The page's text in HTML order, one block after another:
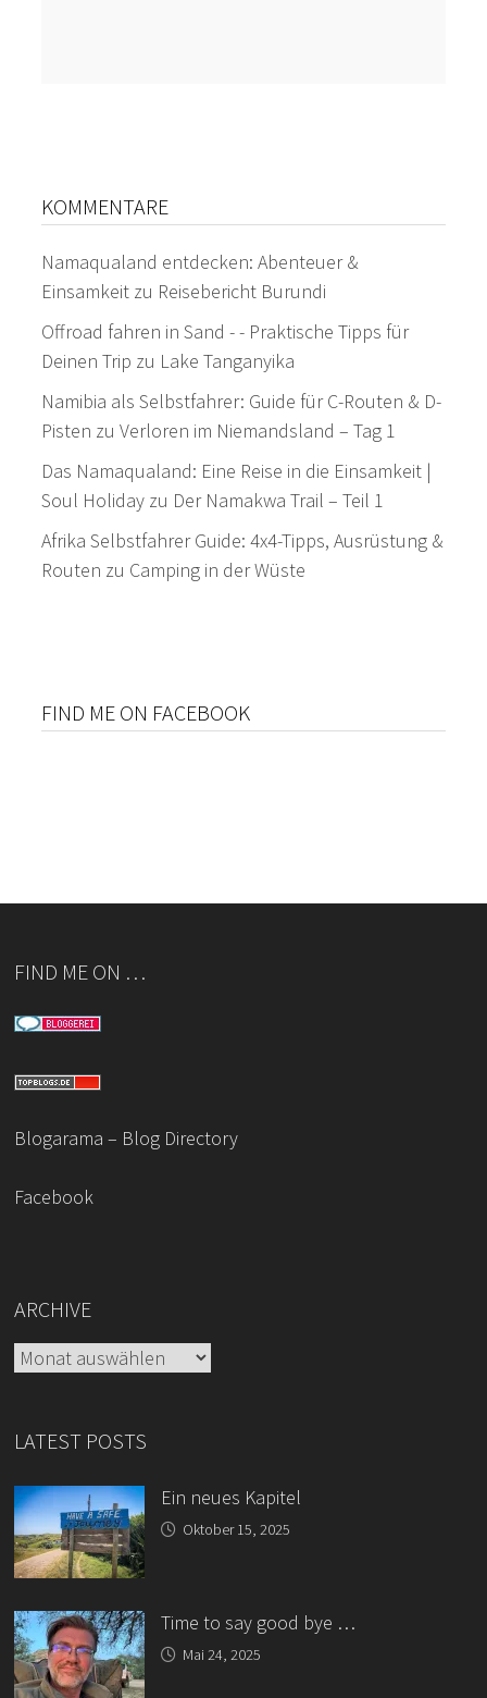
KOMMENTARE
Namaqualand entdecken: Abenteuer &
Einsamkeit zu Reisebericht Burundi
Offroad fahren in Sand - - Praktische Tipps für
Deinen Trip zu Lake Tanganyika
Namibia als Selbstfahrer: Guide für C-Routen & D-
Pisten zuVerloren im Niemandsland – Tag 1
Das Namaqualand: Eine Reise in die Einsamkeit |
Soul Holiday zu Der Namakwa Trail – Teil 1
Afrika Selbstfahrer Guide: 4x4-Tipps, Ausrüstung &
Routen zu Camping in der Wüste
FIND ME ON FACEBOOK
FIND ME ON …
Blogarama – Blog Directory
Facebook
ARCHIVE
Archive
LATEST POSTS
Ein neues Kapitel
Oktober 15, 2025
Time to say good bye …
Mai 24, 2025